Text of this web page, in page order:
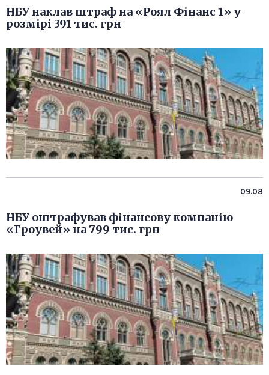
НБУ наклав штраф на «Роял Фінанс 1» у
розмірі 391 тис. грн
09.08
НБУ оштрафував фінансову компанію
«Гроувей» на 799 тис. грн